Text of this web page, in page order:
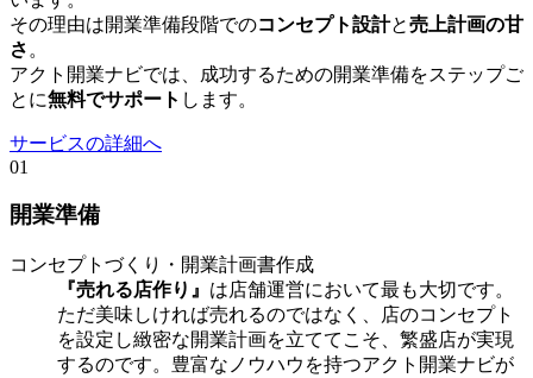
その理由は開業準備段階でのコンセプト設計と売上計画の甘
さ 。
アクト開業ナビでは、成功するための開業準備をステップご
とに無料でサポート します。
サービスの詳細へ
01
開業準備
コンセプトづくり・開業計画書作成
『売れる店作り』 は店舗運営において最も大切です。
ただ美味しければ売れるのではなく、店のコンセプト
を設定し緻密な開業計画を立ててこそ、繁盛店が実現
するのです。豊富なノウハウを持つアクト開業ナビが